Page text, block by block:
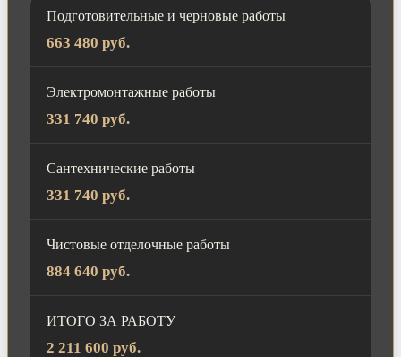
Подготовительные и черновые работы
663 480 руб.
Электромонтажные работы
331 740 руб.
Сантехнические работы
331 740 руб.
Чистовые отделочные работы
884 640 руб.
ИТОГО ЗА РАБОТУ
2 211 600 руб.